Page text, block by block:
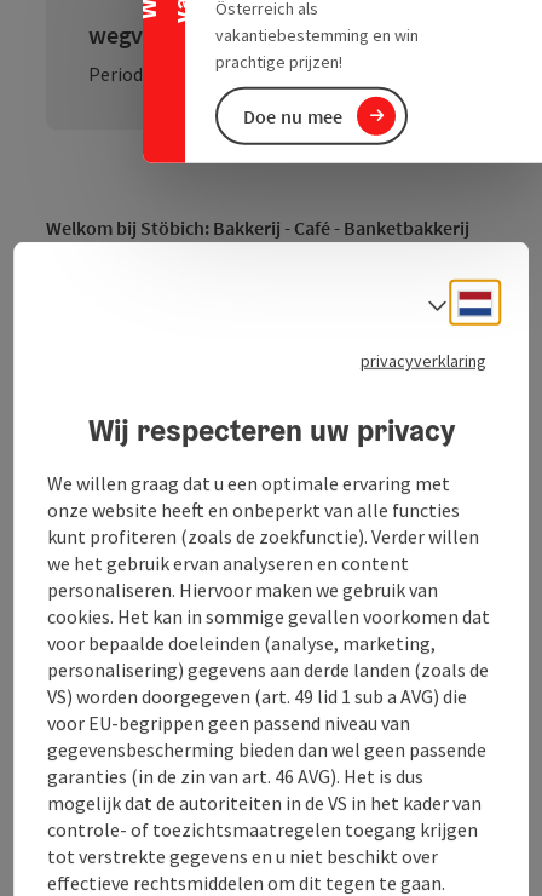
Österreich als
vakantiebestemming en win
prachtige prijzen!
Doe nu mee
wegversperring: Mittagsmenü
Periode: 20.07.2026 - 07.08.2026
Welkom bij Stöbich: Bakkerij - Café - Banketbakkerij
uitgebreid assortiment bakkerij- en banketproducten.
uitgebreid gedecoreerd feestgebak, smakelijk brood
vakmanschap gaan hand in hand met innovatie en
creativiteit.
Kwaliteit en versheid hebben bij ons altijd de hoogste
prioriteit gehad, kijk zelf maar.
Uw Stöbich Team
Contact
Keuken
privacyverklaring
Wij respecteren uw privacy
We willen graag dat u een optimale ervaring met
onze website heeft en onbeperkt van alle functies
kunt profiteren (zoals de zoekfunctie). Verder willen
we het gebruik ervan analyseren en content
personaliseren. Hiervoor maken we gebruik van
cookies. Het kan in sommige gevallen voorkomen dat
voor bepaalde doeleinden (analyse, marketing,
personalisering) gegevens aan derde landen (zoals de
VS) worden doorgegeven (art. 49 lid 1 sub a AVG) die
voor EU-begrippen geen passend niveau van
gegevensbescherming bieden dan wel geen passende
garanties (in de zin van art. 46 AVG). Het is dus
mogelijk dat de autoriteiten in de VS in het kader van
controle- of toezichtsmaatregelen toegang krijgen
tot verstrekte gegevens en u niet beschikt over
effectieve rechtsmiddelen om dit tegen te gaan.